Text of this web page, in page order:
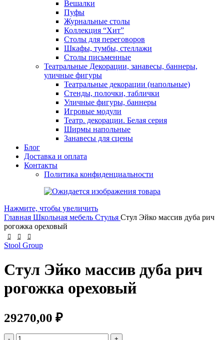
Вешалки
Пуфы
Журнальные столы
Коллекция “Хит”
Столы для переговоров
Шкафы, тумбы, стеллажи
Столы письменные
Театральные Декорации, занавесы, баннеры,
уличные фигуры
Театральные декорации (напольные)
Стенды, полочки, таблички
Уличные фигуры, баннеры
Игровые модули
Театр. декорации. Белая серия
Ширмы напольные
Занавесы для сцены
Блог
Доставка и оплата
Контакты
Политика конфиденциальности
Нажмите, чтобы увеличить
Главная Школьная мебель Стулья Стул Эйко массив дуба рич
рогожка ореховый
Stool Group
Стул Эйко массив дуба рич
рогожка ореховый
29270,00 ₽